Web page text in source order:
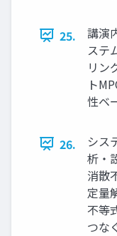
25.
講演
ステ
リン
ト
性ベ
26.
シス
析・
消散
定量
不等
つな